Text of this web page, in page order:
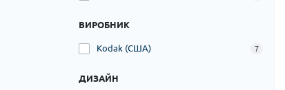
ВИРОБНИК
Kodak (США) 7
ДИЗАЙН